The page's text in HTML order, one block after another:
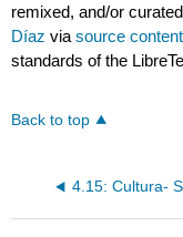
remixed, and/or
Díaz viasource content
standards of the
Back to top